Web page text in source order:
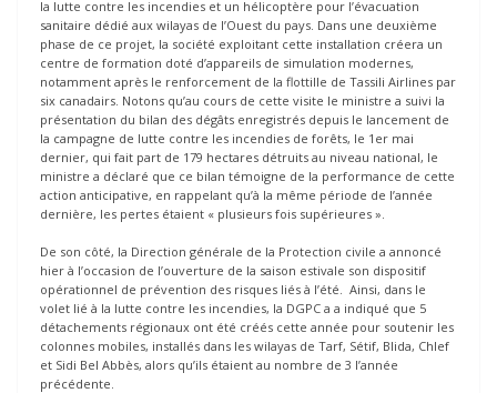
la lutte contre les incendies et un hélicoptère pour l’évacuation
sanitaire dédié aux wilayas de l’Ouest du pays. Dans une deuxième
phase de ce projet, la société exploitant cette installation créera un
centre de formation doté d’appareils de simulation modernes,
notamment après le renforcement de la flottille de Tassili Airlines par
six canadairs. Notons qu’au cours de cette visite le ministre a suivi la
présentation du bilan des dégâts enregistrés depuis le lancement de
la campagne de lutte contre les incendies de forêts, le 1er mai
dernier, qui fait part de 179 hectares détruits au niveau national, le
ministre a déclaré que ce bilan témoigne de la performance de cette
action anticipative, en rappelant qu’à la même période de l’année
dernière, les pertes étaient « plusieurs fois supérieures ».
De son côté, la Direction générale de la Protection civile a annoncé
hier à l’occasion de l’ouverture de la saison estivale son dispositif
opérationnel de prévention des risques liés à l’été. Ainsi, dans le
volet lié à la lutte contre les incendies, la DGPC a a indiqué que 5
détachements régionaux ont été créés cette année pour soutenir les
colonnes mobiles, installés dans les wilayas de Tarf, Sétif, Blida, Chlef
et Sidi Bel Abbès, alors qu’ils étaient au nombre de 3 l’année
précédente.